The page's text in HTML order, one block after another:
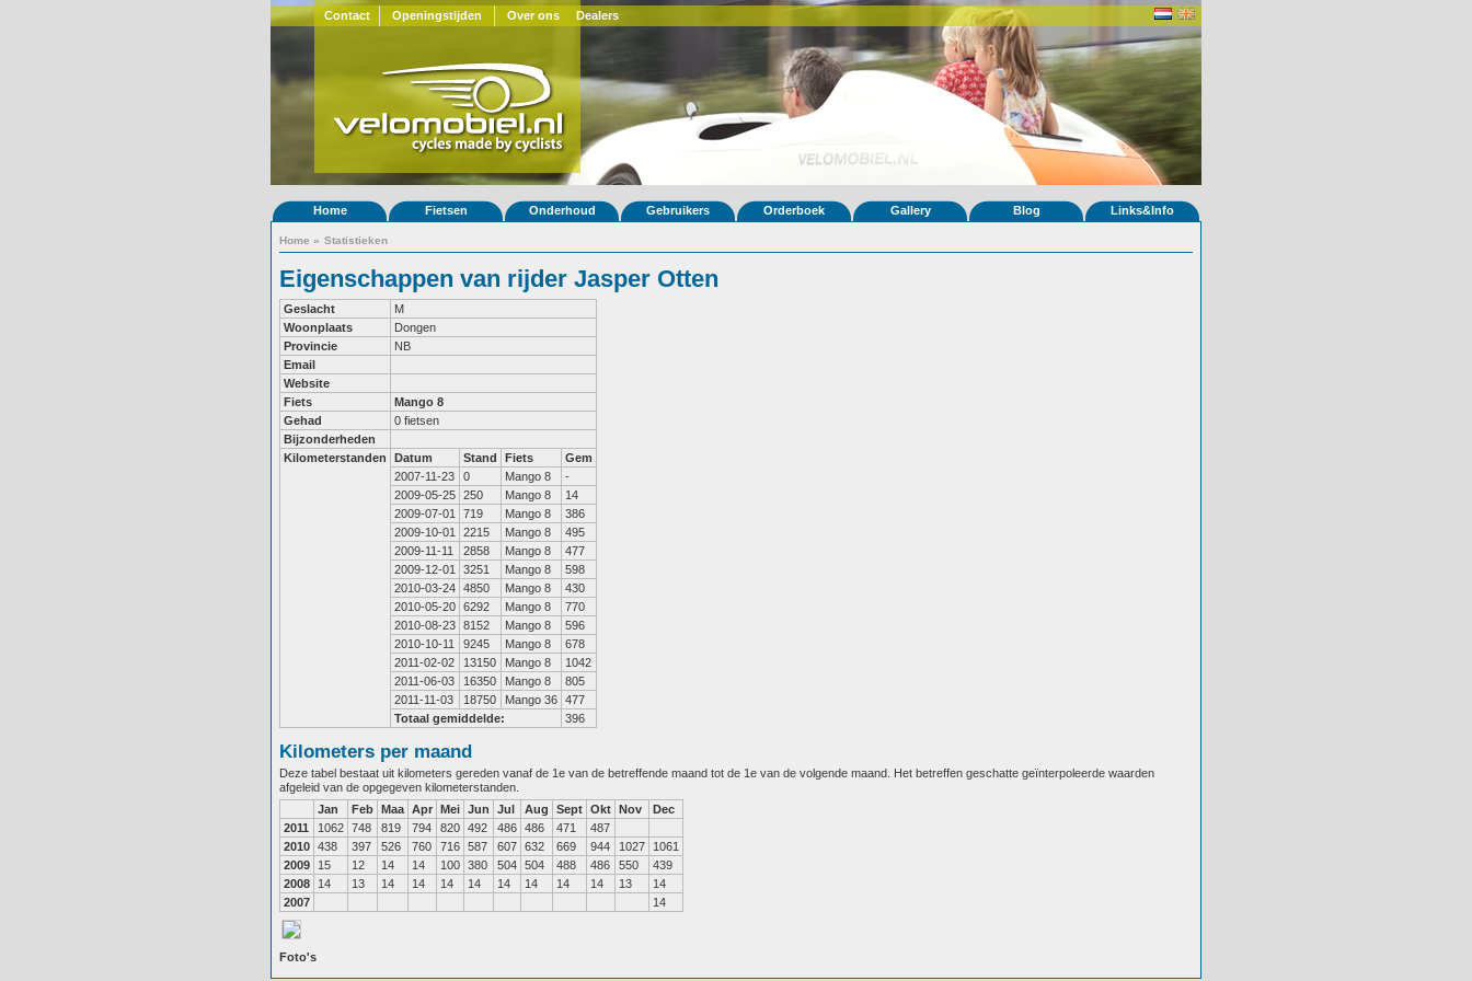
Contact Openingstijden Over ons Dealers
Home Fietsen Onderhoud Gebruikers Orderboek Gallery Blog Links&Info
Home » Statistieken
Eigenschappen van rijder Jasper Otten
Geslacht
M
Woonplaats
Dongen
Provincie
NB
Email
Website
Fiets
Mango 8
Gehad
0 fietsen
Bijzonderheden
Kilometerstanden
Datum Stand Fiets
Gem
2007-11-23
0 Mango 8
-
2009-05-25 250 Mango 8
14
2009-07-01
719 Mango 8
386
2009-10-01
2215 Mango 8
495
2009-11-11
2858 Mango 8
477
2009-12-01
3251 Mango 8
598
2010-03-24 4850 Mango 8
430
2010-05-20 6292 Mango 8
770
2010-08-23 8152 Mango 8
596
2010-10-11
9245 Mango 8
678
2011-02-02
13150 Mango 8
1042
2011-06-03
16350 Mango 8
805
2011-11-03
18750 Mango 36 477
Totaal gemiddelde:
396
Kilometers per maand
Deze tabel bestaat uit kilometers gereden vanaf de 1e van de betreffende maand tot de 1e van de volgende maand. Het betreffen geschatte geïnterpoleerde waarden
afgeleid van de opgegeven kilometerstanden.
Jan
Feb Maa Apr Mei Jun Jul Aug Sept Okt Nov
Dec
2011
1062 748 819 794 820 492 486 486 471
487
2010 438 397 526 760 716 587 607 632 669 944 1027
1061
2009
15 12 14 14 100 380 504 504 488 486 550
439
2008
14 13 14 14 14 14 14 14 14 14 13
14
2007
14
Foto's